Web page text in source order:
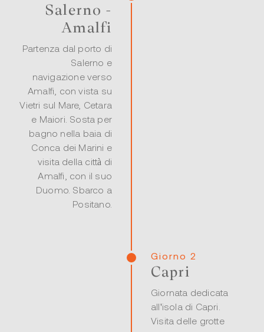
Salerno -
Amalfi
Partenza dal porto di
Salerno e
navigazione verso
Amalfi, con vista su
Vietri sul Mare, Cetara
e Maiori. Sosta per
bagno nella baia di
Conca dei Marini e
visita della città di
Amalfi, con il suo
Duomo. Sbarco a
Positano.
Giorno 2
Capri
Giornata dedicata
all'isola di Capri.
Visita delle grotte